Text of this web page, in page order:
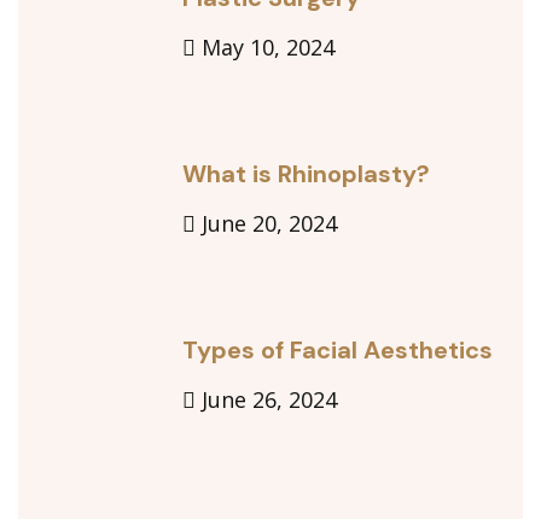
May 10, 2024
What is Rhinoplasty?
June 20, 2024
Types of Facial Aesthetics
June 26, 2024